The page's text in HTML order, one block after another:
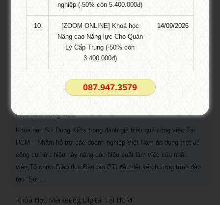
Khóa Học Chăm sóc khách hàng và giải
quyết khiếu nại TPHCM
Khóa học Chăm sóc khách hàng và giải quyết khiếu nại Tại
TPHCM – “Khách hàng là khởi nguồn của mọi sáng tạo” – câu nói
của Tom Peters đã khẳng định phần nào vai trò quan trọng của
khách hàng đối với doanh nghiệp (DN). Là nhân tố quan trọng ảnh
hưởng đến mọi …
hiệu quả công việc!
Khóa học Sử Dụng KPIs trong đánh giá hiệu quả công việc Tại
HCM – Nhằm hỗ trợ các doanh nghiệp Việt Nam áp dụng triệt để
công cụ hữu hiệu này nâng cao hiệu suất làm việc của nhân
viên,Tổ chức Giáo dục Đào tạo PTI đã thiết kế chương trình đào
tạo “Sử …
Khóa Học Marketing Digital Tại HCM
nghiệp (-50% còn 5.400.000đ)
10
[ZOOM ONLINE] Khoá học
Nâng cao Năng lực Cho Quản
Lý Cấp Trung (-50% còn
3.400.000đ)
14/09/2026
087.947.3579